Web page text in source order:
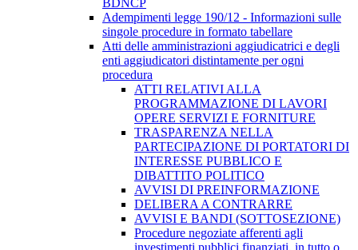
BDNCP
Adempimenti legge 190/12 - Informazioni sulle
singole procedure in formato tabellare
Atti delle amministrazioni aggiudicatrici e degli
enti aggiudicatori distintamente per ogni
procedura
ATTI RELATIVI ALLA
PROGRAMMAZIONE DI LAVORI
OPERE SERVIZI E FORNITURE
TRASPARENZA NELLA
PARTECIPAZIONE DI PORTATORI DI
INTERESSE PUBBLICO E
DIBATTITO POLITICO
AVVISI DI PREINFORMAZIONE
DELIBERA A CONTRARRE
AVVISI E BANDI (SOTTOSEZIONE)
Procedure negoziate afferenti agli
investimenti pubblici finanziati, in tutto o